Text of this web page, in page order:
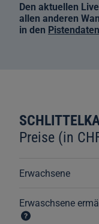
Den aktuellen
allen anderen
in den Pistendaten
Preise (in
Erwachsene
Erwaschsene